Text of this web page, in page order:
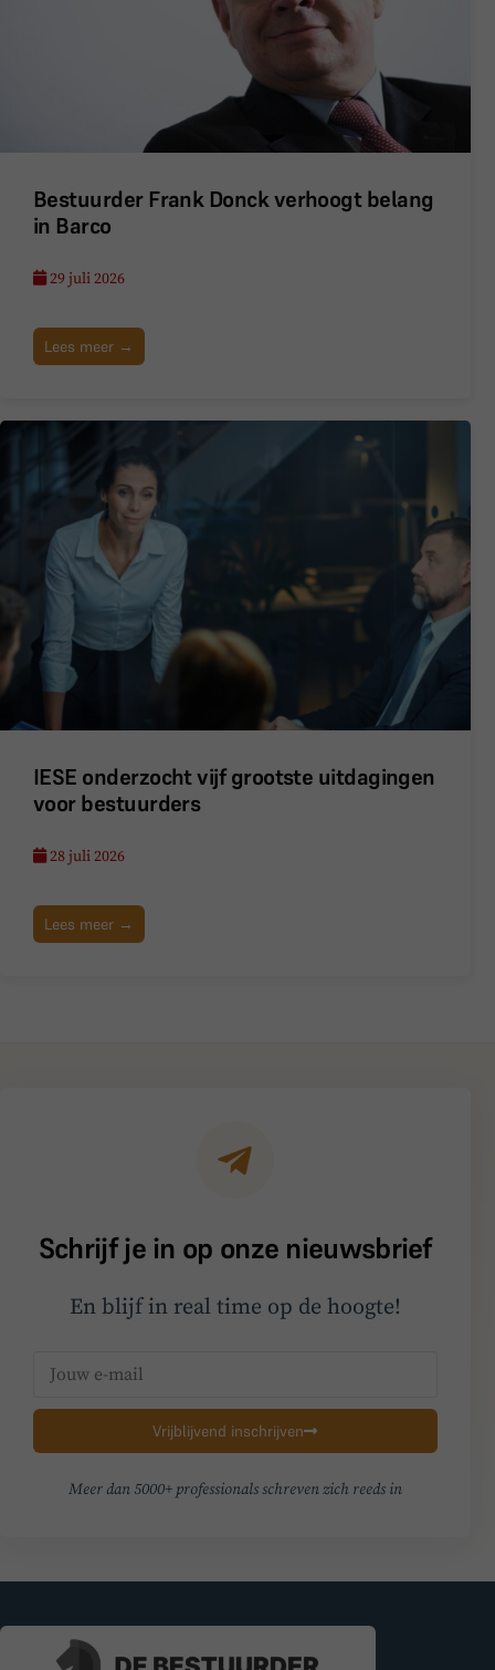
Bestuurder Frank Donck verhoogt belang
in Barco
29 juli 2026
Lees meer →
IESE onderzocht vijf grootste uitdagingen
voor bestuurders
28 juli 2026
Lees meer →
Schrijf je in op onze nieuwsbrief
En blijf in real time op de hoogte!
Vrijblijvend inschrijven
Meer dan 5000+ professionals schreven zich reeds in